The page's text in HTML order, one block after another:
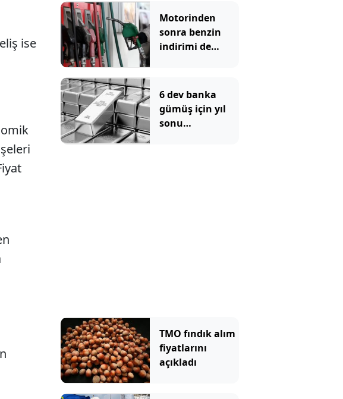
Sesi Açise
Motorinden
sonra benzin
indirimi de
6 dev banka
gümüş için yıl
sonu
TMO fındık alım
fiyatlarını
açıkladı